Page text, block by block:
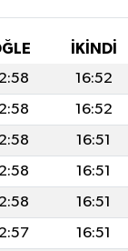
İKINDI
16:52
16:52
16:51
16:51
16:51
16:51